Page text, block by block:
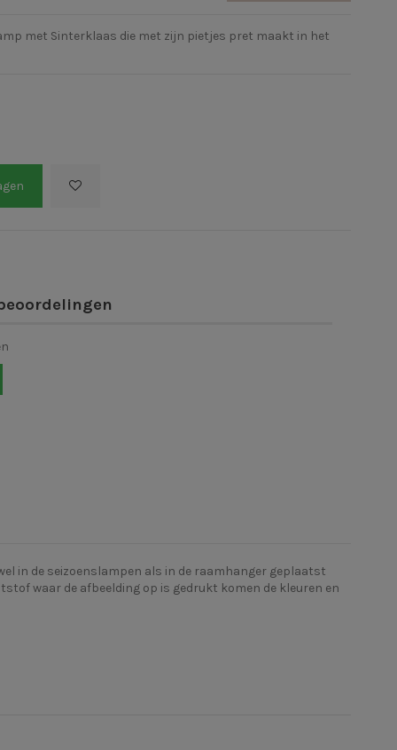
met Sinterklaas die met zijn pietjes pret maakt in het
in de seizoenslampen als in de raamhanger geplaatst
waar de afbeelding op is gedrukt komen de kleuren en